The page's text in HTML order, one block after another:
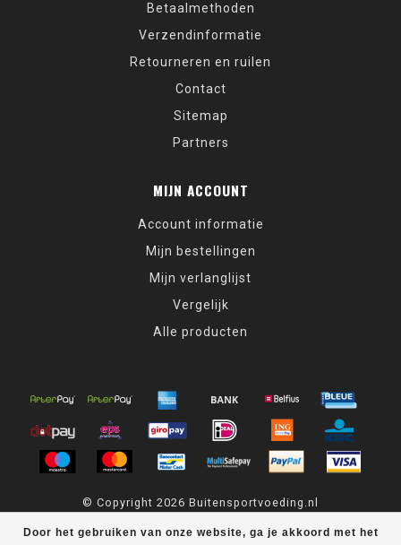
Door het gebruiken van onze website, ga je akkoord met het
Betaalmethoden
Verzendinformatie
Retourneren en ruilen
Contact
Sitemap
Partners
MIJN ACCOUNT
Account informatie
Mijn bestellingen
Mijn verlanglijst
Vergelijk
Alle producten
© Copyright 2026 Buitensportvoeding.nl
Buitensportvoeding.nl scores a 9,4/10out of439 klantbeoordelingen